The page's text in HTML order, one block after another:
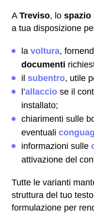
A Treviso, lo spazio
a tua disposizione
la voltura,
documenti
il subentro, utile
l’allaccio se il
installato;
chiarimenti sulle
eventuali
informazioni sulle
attivazione del
Tutte le varianti
struttura del tuo
formulazione per